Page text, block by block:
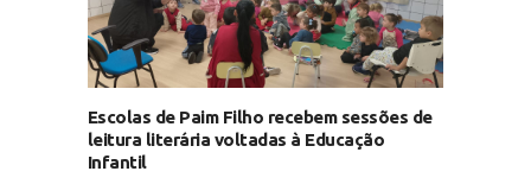
Escolas de Paim Filho recebem sessões de
leitura literária voltadas à Educação
Infantil